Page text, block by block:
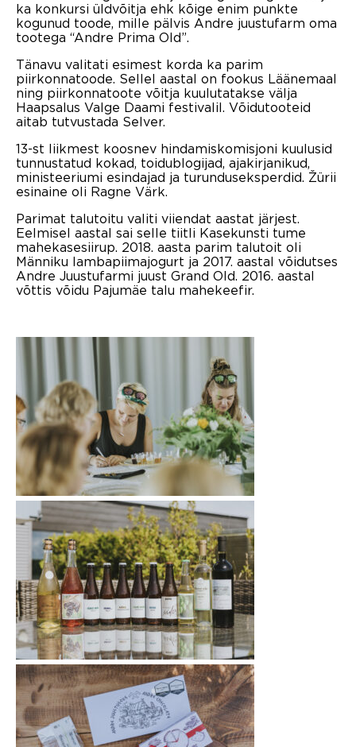
ka konkursi üldvõitja ehk kõige enim punkte
kogunud toode, mille pälvis Andre juustufarm oma
tootega “Andre Prima Old”.
Tänavu valitati esimest korda ka parim
piirkonnatoode. Sellel aastal on fookus Läänemaal
ning piirkonnatoote võitja kuulutatakse välja
Haapsalus Valge Daami festivalil. Võidutooteid
aitab tutvustada Selver.
13-st liikmest koosnev hindamiskomisjoni kuulusid
tunnustatud kokad, toidublogijad, ajakirjanikud,
ministeeriumi esindajad ja turunduseksperdid. Žürii
esinaine oli Ragne Värk.
Parimat talutoitu valiti viiendat aastat järjest.
Eelmisel aastal sai selle tiitli Kasekunsti tume
mahekasesiirup. 2018. aasta parim talutoit oli
Männiku lambapiimajogurt ja 2017. aastal võidutses
Andre Juustufarmi juust Grand Old. 2016. aastal
võttis võidu Pajumäe talu mahekeefir.